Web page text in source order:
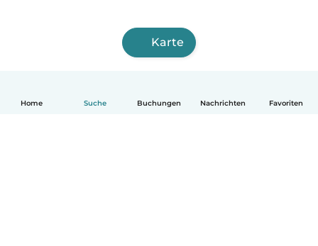
Home Suche Buchungen Nachrichten Favoriten
Karte